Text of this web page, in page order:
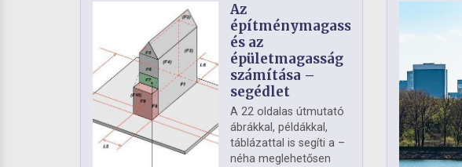
Az
építménymagasság
és az
épületmagasság
számítása –
segédlet
A 22 oldalas útmutató
ábrákkal, példákkal,
táblázattal is segíti a –
néha meglehetősen